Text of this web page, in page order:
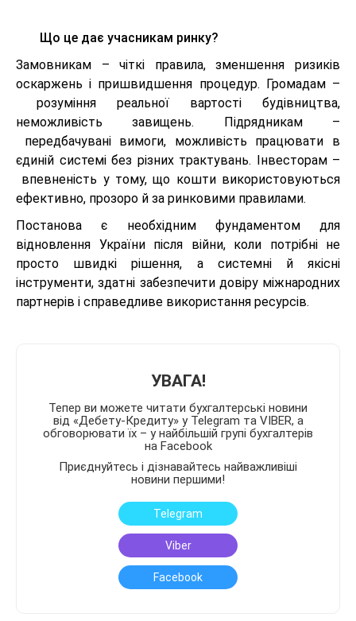
Що це дає учасникам ринку?
Замовникам – чіткі правила, зменшення ризиків
оскаржень і пришвидшення процедур. Громадам –
розуміння реальної вартості будівництва,
неможливість завищень. Підрядникам –
передбачувані вимоги, можливість працювати в
єдиній системі без різних трактувань. Інвесторам –
впевненість у тому, що кошти використовуються
ефективно, прозоро й за ринковими правилами.
Постанова є необхідним фундаментом для
відновлення України після війни, коли потрібні не
просто швидкі рішення, а системні й якісні
інструменти, здатні забезпечити довіру міжнародних
партнерів і справедливе використання ресурсів.
УВАГА!
Тепер ви можете читати бухгалтерські новини
від «Дебету-Кредиту» у Telegram та VIBER, а
обговорювати їх – у найбільшій групі бухгалтерів
на Facebook
Приєднуйтесь і дізнавайтесь найважливіші
новини першими!
Telegram
Viber
Facebook